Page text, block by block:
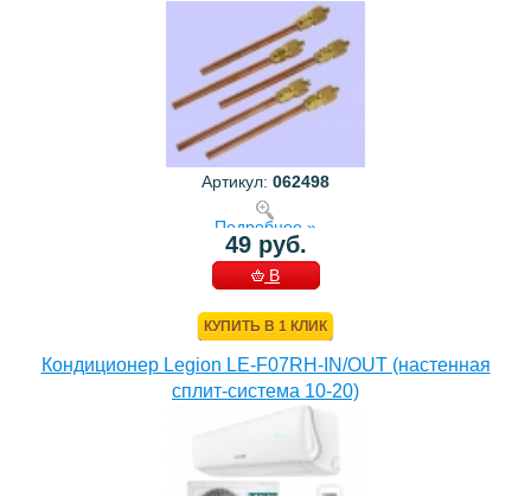
Артикул: 062498
Подробнее »
49 руб.
В
КУПИТЬ В 1 КЛИК
Кондиционер Legion LE-F07RH-IN/OUT (настенная
сплит-система 10-20)